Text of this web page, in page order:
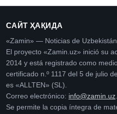
САЙТ ҲАҚИДА
«Zamin» — Noticias de
El proyecto «Zamin.uz» inició su
2014 y está registrado como
certificado n.º 1117 del 5 de julio
es «ALLTEN» (SL).
Correo electrónico: info@zamin.uz.
Se permite la copia íntegra de